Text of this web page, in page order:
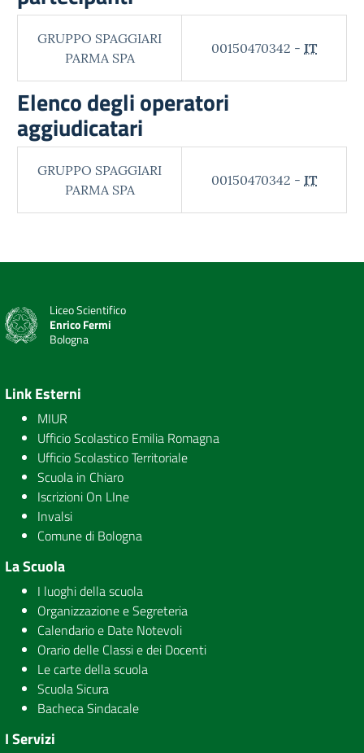
GRUPPO SPAGGIARI
PARMA SPA
00150470342 - IT
Elenco degli operatori
aggiudicatari
GRUPPO SPAGGIARI
PARMA SPA
00150470342 - IT
Liceo Scientifico
Enrico Fermi
Bologna
Link Esterni
MIUR
Ufficio Scolastico Emilia Romagna
Ufficio Scolastico Territoriale
Scuola in Chiaro
Iscrizioni On LIne
Invalsi
Comune di Bologna
La Scuola
I luoghi della scuola
Organizzazione e Segreteria
Calendario e Date Notevoli
Orario delle Classi e dei Docenti
Le carte della scuola
Scuola Sicura
Bacheca Sindacale
I Servizi